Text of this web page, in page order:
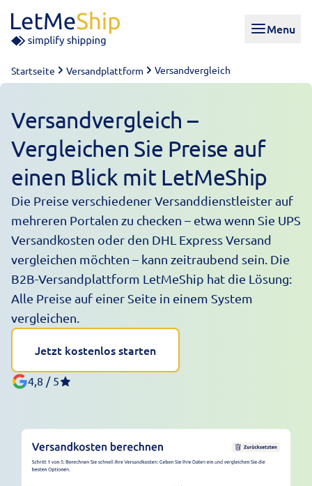
Menu
Startseite Versandplattform Versandvergleich
Versandvergleich –
Vergleichen Sie Preise auf
einen Blick mit LetMeShip
Die Preise verschiedener Versanddienstleister auf
mehreren Portalen zu checken – etwa wenn Sie UPS
Versandkosten oder den DHL Express Versand
vergleichen möchten – kann zeitraubend sein. Die
B2B-Versandplattform LetMeShip hat die Lösung:
Alle Preise auf einer Seite in einem System
vergleichen.
Jetzt kostenlos starten
4,8 / 5